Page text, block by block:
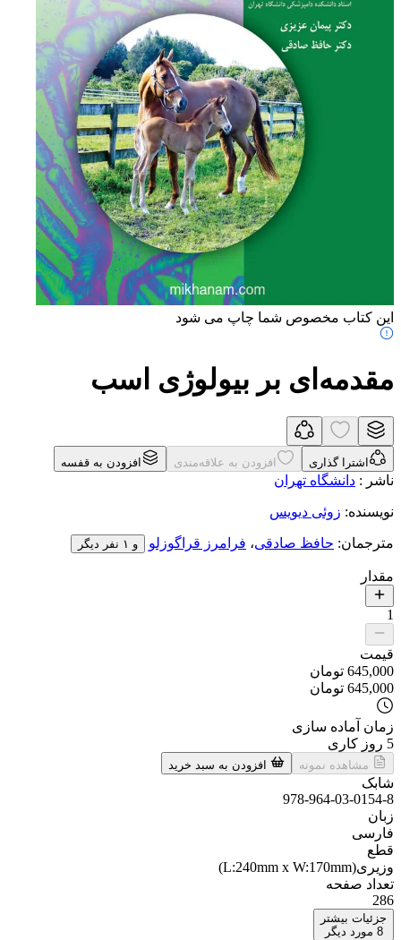
این کتاب مخصوص شما چاپ می شود
مقدمه‌ای بر بیولوژی اسب
اشترا گذاری افزودن به علاقه‌مندی افزودن به قفسه
ناشر : دانشگاه تهران
نویسنده: زوئی دیویس
مترجمان: حافظ صادقی، فرامرز قراگوزلو و ۱ نفر دیگر
مقدار
1
قیمت
645,000 تومان
645,000 تومان
زمان آماده سازی
5 روز کاری
مشاهده نمونه افزودن به سبد خرید
شابک
978-964-03-0154-8
زبان
فارسی
قطع
وزیری(L:240mm x W:170mm)
تعداد صفحه
286
جزئیات بیشتر
8 مورد دیگر